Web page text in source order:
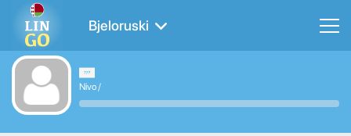
Bjeloruski
Nivo/